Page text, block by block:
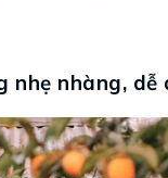
nhàng, dễ